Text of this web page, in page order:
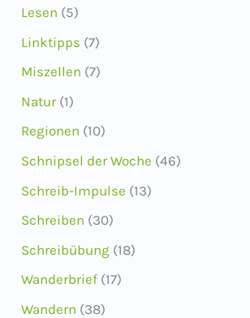
Lesen (5)
Linktipps (7)
Miszellen (7)
Natur(1)
Regionen (10)
Schnipsel der Woche (46)
Schreib-Impulse (13)
Schreiben (30)
Schreibübung (18)
Wanderbrief (17)
Wandern (38)